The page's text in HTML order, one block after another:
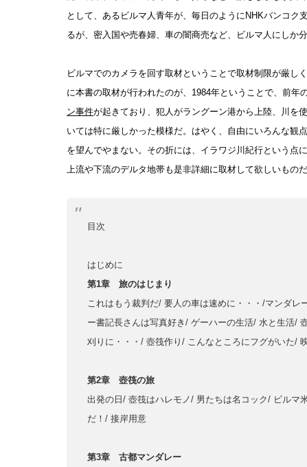
として、あるビルマ人青年が、毎日のようにNHKバンコク
るが、密入国や売春婦、車の闇商売など、ビルマ人にしか
ビルマでのカメラを回す取材ということで取材制限が厳し
に本書の取材が行われたのが、1984年ということで、前年
ン事件が起きており、犯人がラングーン港から上陸、川を
いては特に厳しかった模様だ。はやく、自由にいろんな観
を望んでやまない。その折には、イラワジ川紀行という点
上流や下流のデルタ地帯も是非詳細に取材して欲しいものだ
目次
はじめに
第1章 旅のはじまり
これはもう裁判だ/ 要人の車は速めに・・・/マンダ
ー書記長さんは写真好き/ ゲーハーの生活/ 水と生活/
刈りに・・・/ 壺筏作り/ こんなところにフグがいた/
第2章 壺筏の旅
出発の日/ 壺筏はハレモノ/ 男たちは名コック/ ビルマ
だ！/ 接岸用意
第3章 古都マンダレー